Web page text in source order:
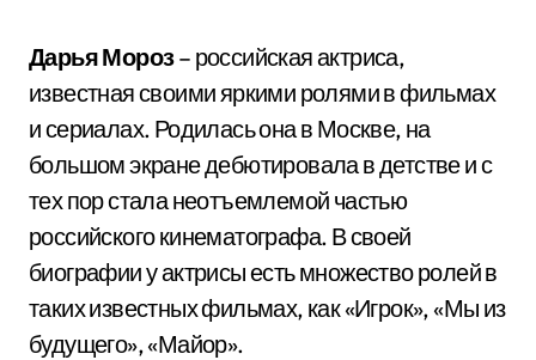
Дарья Мороз– российская актриса,
известная своими яркими ролями в фильмах
и сериалах. Родилась она в Москве, на
большом экране дебютировала в детстве и с
тех пор стала неотъемлемой частью
российского кинематографа. В своей
биографии у актрисы есть множество ролей в
таких известных фильмах, как «Игрок», «Мы из
будущего», «Майор».